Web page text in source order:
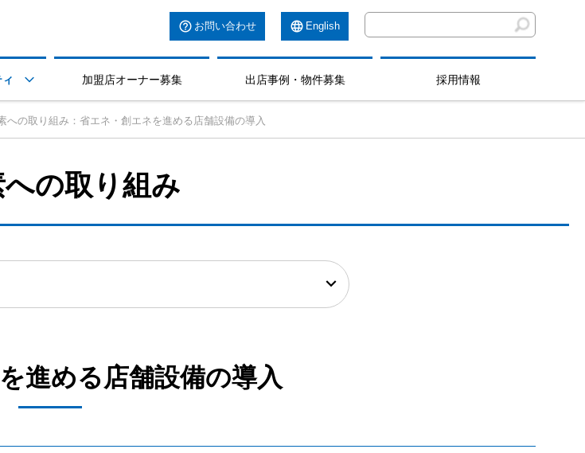
お問い合わせ English
 加盟店オーナー募集 出店事例・物件募集 採用情報
への取り組み：省エネ・創エネを進める店舗設備の導入
の取り組み
進める店舗設備の導入